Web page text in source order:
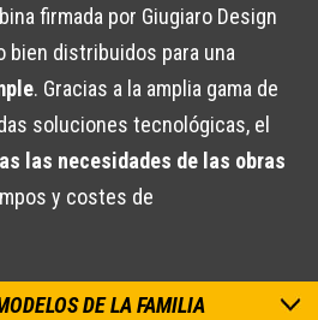
firmada por Giugiaro Design
bien distribuidos para una
. Gracias a la amplia gama de
soluciones tecnológicas, el
las necesidades de las obras
y costes de
DE LA FAMILIA